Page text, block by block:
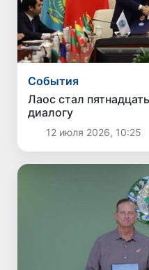
Cобытия
Лаос стал
диалогу
12 июля 2026, 10:25